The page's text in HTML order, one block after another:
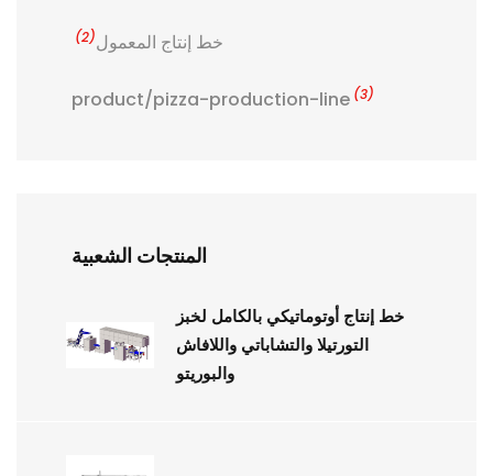
خط إنتاج المعمول(2)
product/pizza-production-line (3)
المنتجات الشعبية
خط إنتاج أوتوماتيكي بالكامل لخبز
التورتيلا والتشاباتي واللافاش
والبوريتو